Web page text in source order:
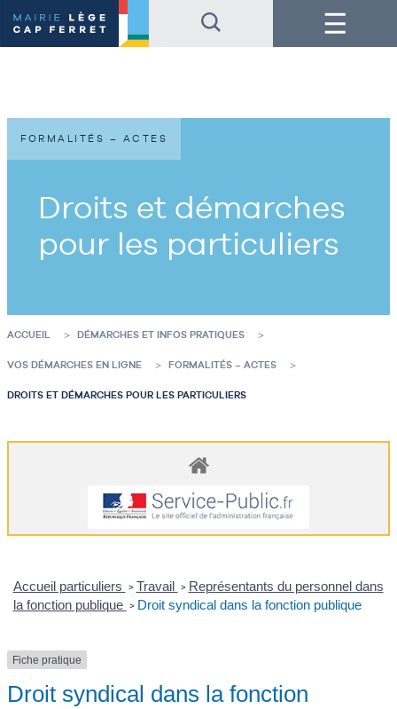
au
contenu
de
au
pied
de
Menu
Droits et démarches
pour les particuliers
FORMALITÉS – ACTES
ACCUEIL DÉMARCHES ET INFOS PRATIQUES
VOS DÉMARCHES EN LIGNE FORMALITÉS – ACTES
DROITS ET DÉMARCHES POUR LES PARTICULIERS
Accueil particuliers > Travail > Représentants du personnel dans
la fonction publique > Droit syndical dans la fonction publique
Fiche pratique
Droit syndical dans la fonction